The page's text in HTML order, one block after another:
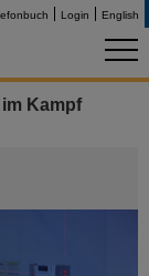
Login English
Kampf